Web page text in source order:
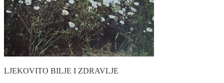
LJEKOVITO BILJE I ZDRAVLJE